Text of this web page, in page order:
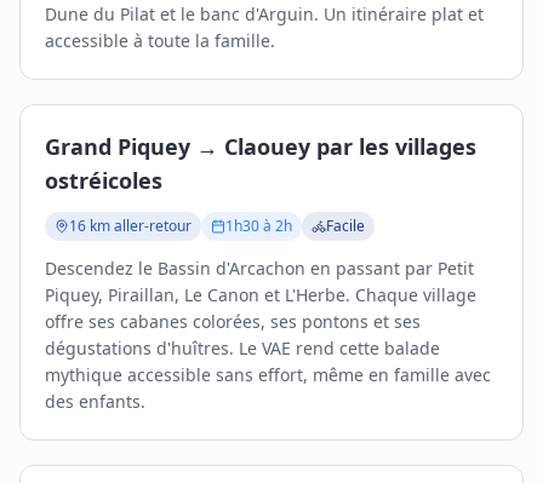
Dune du Pilat et le banc d'Arguin. Un itinéraire plat et
accessible à toute la famille.
Grand Piquey → Claouey par les villages
ostréicoles
16 km aller-retour 1h30 à 2h Facile
Descendez le Bassin d'Arcachon en passant par Petit
Piquey, Piraillan, Le Canon et L'Herbe. Chaque village
offre ses cabanes colorées, ses pontons et ses
dégustations d'huîtres. Le VAE rend cette balade
mythique accessible sans effort, même en famille avec
des enfants.